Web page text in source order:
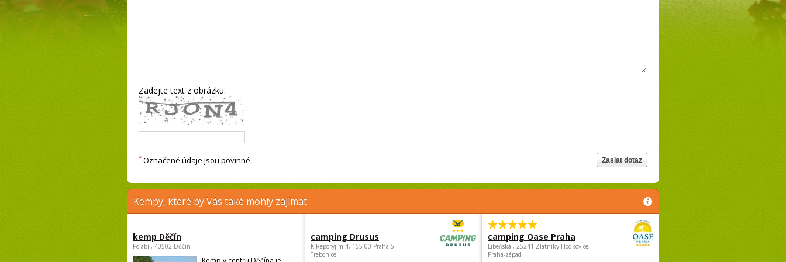
Zadejte text z obrázku:
* Označené údaje jsou povinné
Kempy, které by Vás také mohly zajímat
kemp Děčín
Polabí , 40502 Děčín
camping Drusus
K Reporyjim 4, 155 00 Praha 5 -
Trebonice
camping Oase Praha
Libeňská , 25241 Zlatníky-Hodkovice,
Praha-západ